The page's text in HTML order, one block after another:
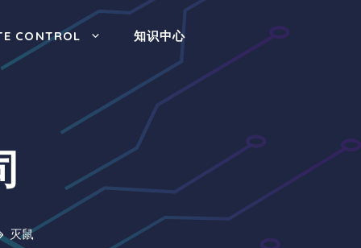
CONTROL 知识中心
灭鼠